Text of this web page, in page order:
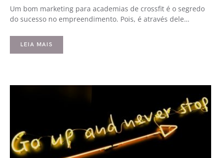
Um bom marketing para academias de crossfit é o segredo
do sucesso no empreendimento. Pois, é através dele…
LEIA MAIS